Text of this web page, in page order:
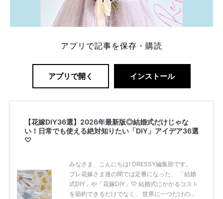
アプリで記事を保存・購読
アプリで開く インストール
【花嫁DIY36選】2026年最新版◎結婚式だけじゃな
い！日常でも使える絶対知りたい「DIY」アイデア36選
♡
みなさま、こんにちは! DRESSY編集部です。
プレ花嫁さま達の間では定番になった、 「結婚
式DIY」や「花嫁DIY」♡ 結婚式にかかるコスト
を節約できるだけでなく、 世界に一つだけのオ